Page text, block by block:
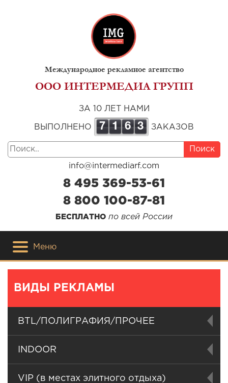
Международное рекламное агентство
ООО ИНТЕРМЕДИА ГРУПП
ЗА 10 ЛЕТ НАМИ
ВЫПОЛНЕНО 7 1 6 3 ЗАКАЗОВ
Поиск
info@intermediarf.com
8 495 369-53-61
8 800 100-87-81
БЕСПЛАТНО по всей России
Меню
ВИДЫ РЕКЛАМЫ
BTL/ПОЛИГРАФИЯ/ПРОЧЕЕ
INDOOR
VIP (в местах элитного отдыха)